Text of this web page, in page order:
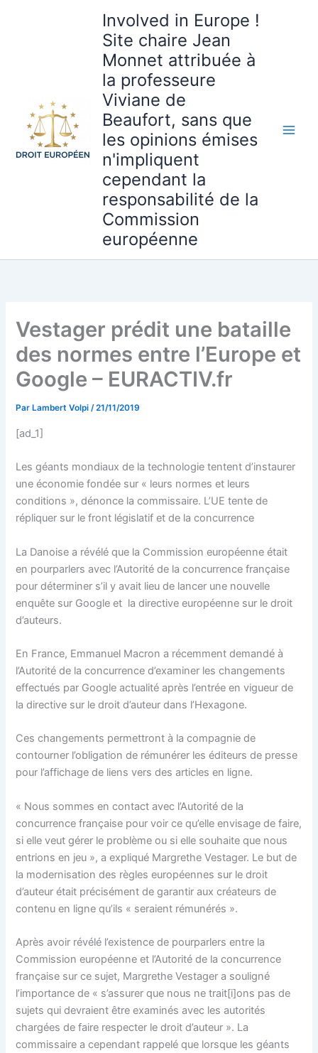
Involved in Europe !
Site chaire Jean
Monnet attribuée à
la professeure
Viviane de
Beaufort, sans que
les opinions émises
n'impliquent
cependant la
responsabilité de la
Commission
européenne
Vestager prédit une bataille
des normes entre l’Europe et
Google – EURACTIV.fr
Par Lambert Volpi/21/11/2019
[ad_1]
Les géants mondiaux de la technologie tentent d’instaurer
une économie fondée sur « leurs normes et leurs
conditions », dénonce la commissaire. L’UE tente de
répliquer sur le front législatif et de la concurrence
La Danoise a révélé que la Commission européenne était
en pourparlers avec l’Autorité de la concurrence française
pour déterminer s’il y avait lieu de lancer une nouvelle
enquête sur Google et la directive européenne sur le droit
d’auteurs.
En France, Emmanuel Macron a récemment demandé à
l’Autorité de la concurrence d’examiner les changements
effectués par Google actualité après l’entrée en vigueur de
la directive sur le droit d’auteur dans l’Hexagone.
Ces changements permettront à la compagnie de
contourner l’obligation de rémunérer les éditeurs de presse
pour l’affichage de liens vers des articles en ligne.
« Nous sommes en contact avec l’Autorité de la
concurrence française pour voir ce qu’elle envisage de faire,
si elle veut gérer le problème ou si elle souhaite que nous
entrions en jeu », a expliqué Margrethe Vestager. Le but de
la modernisation des règles européennes sur le droit
d’auteur était précisément de garantir aux créateurs de
contenu en ligne qu’ils « seraient rémunérés ».
Après avoir révélé l’existence de pourparlers entre la
Commission européenne et l’Autorité de la concurrence
française sur ce sujet, Margrethe Vestager a souligné
l’importance de « s’assurer que nous ne trait[i]ons pas de
sujets qui devraient être examinés avec les autorités
chargées de faire respecter le droit d’auteur ». La
commissaire a cependant rappelé que lorsque les géants